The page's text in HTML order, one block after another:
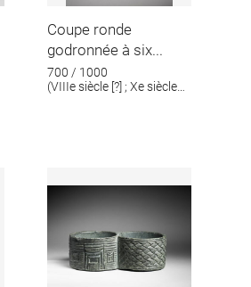
Coupe ronde
godronnée à six...
700 / 1000
(VIIIe siècle [?] ; Xe siècle